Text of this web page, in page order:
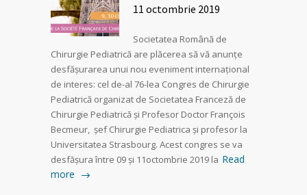
11 octombrie 2019
Societatea Română de
Chirurgie Pediatrică are plăcerea să vă anunțe
desfășurarea unui nou eveniment internațional
de interes: cel de-al 76-lea Congres de Chirurgie
Pediatrică organizat de Societatea Franceză de
Chirurgie Pediatrică și Profesor Doctor François
Becmeur, șef Chirurgie Pediatrica și profesor la
Universitatea Strasbourg. Acest congres se va
desfășura între 09 și 11octombrie 2019 la Read
more